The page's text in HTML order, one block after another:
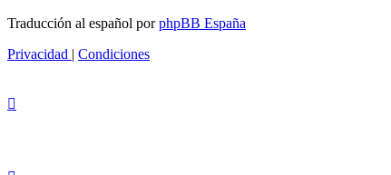
Traducción al español porphpBB España
Privacidad | Condiciones